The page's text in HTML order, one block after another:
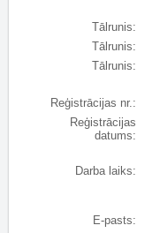
Tālrunis:
Tālrunis:
Tālrunis:
Reģistrācijas nr.:
Reģistrācijas
datums:
Darba laiks:
E-pasts: